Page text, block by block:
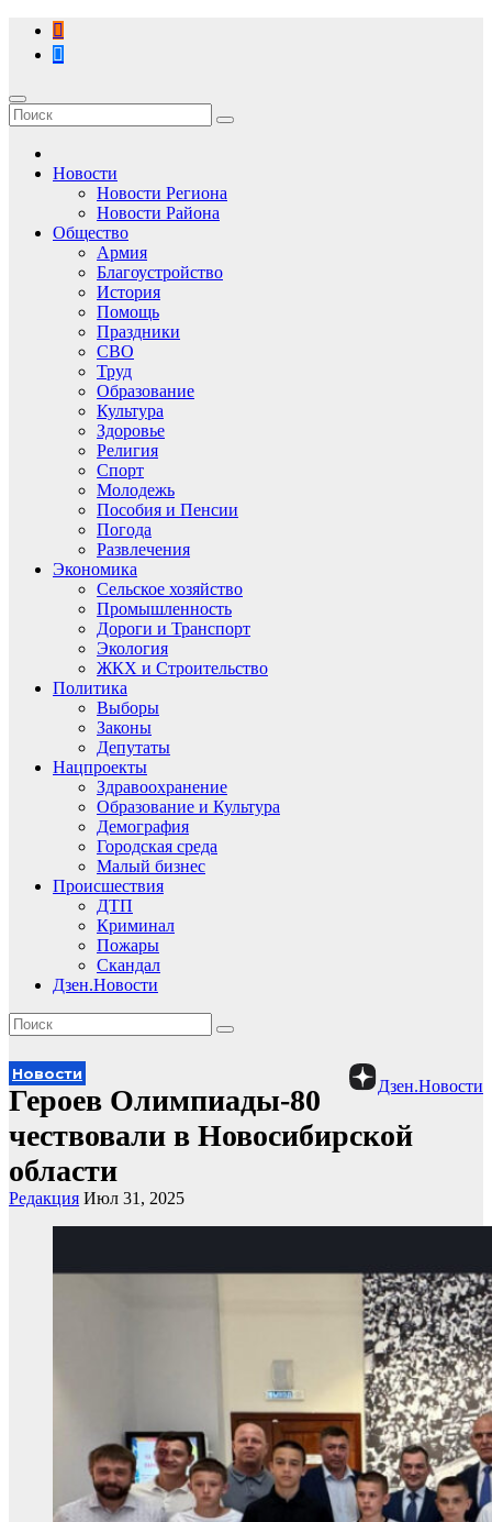
Перейти
содержимому
Новости
Новости Региона
Новости Района
Общество
Армия
Благоустройство
История
Помощь
Праздники
СВО
Труд
Образование
Культура
Здоровье
Религия
Спорт
Молодежь
Пособия и Пенсии
Погода
Развлечения
Экономика
Сельское хозяйство
Промышленность
Дороги и Транспорт
Экология
ЖКХ и Строительство
Политика
Выборы
Законы
Депутаты
Нацпроекты
Здравоохранение
Образование и Культура
Демография
Городская среда
Малый бизнес
Происшествия
ДТП
Криминал
Пожары
Скандал
Дзен.Новости
Дзен.Новости
Новости
Героев Олимпиады-80
чествовали в Новосибирской
области
Редакция Июл 31, 2025